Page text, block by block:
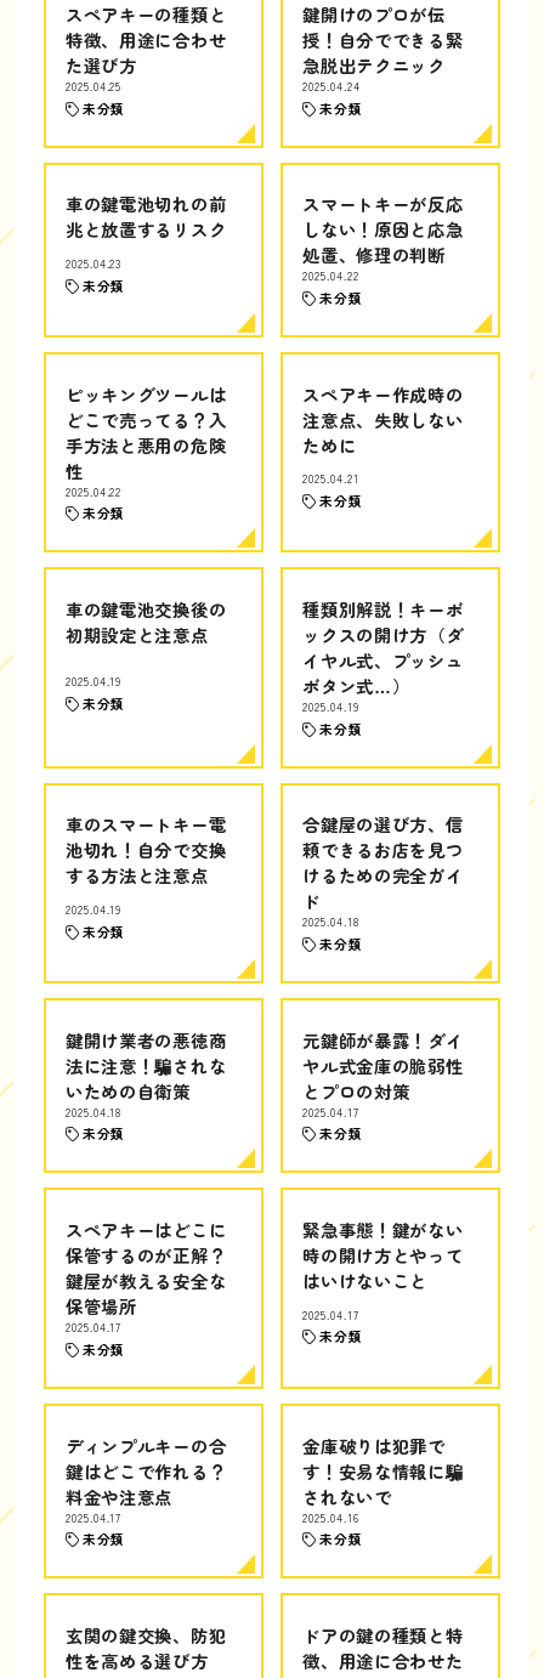
スペアキーの種類と
特徴、用途に合わせ
た選び方
2025.04.25
未分類
鍵開けのプロが伝
授！自分でできる緊
急脱出テクニック
2025.04.24
未分類
車の鍵電池切れの前
兆と放置するリスク
2025.04.23
未分類
スマートキーが反応
しない！原因と応急
処置、修理の判断
2025.04.22
未分類
ピッキングツールは
どこで売ってる？入
手方法と悪用の危険
性
2025.04.22
未分類
スペアキー作成時の
注意点、失敗しない
ために
2025.04.21
未分類
車の鍵電池交換後の
初期設定と注意点
2025.04.19
未分類
種類別解説！キーボ
ックスの開け方（ダ
イヤル式、プッシュ
ボタン式…）
2025.04.19
未分類
車のスマートキー電
池切れ！自分で交換
する方法と注意点
2025.04.19
未分類
合鍵屋の選び方、信
頼できるお店を見つ
けるための完全ガイ
ド
2025.04.18
未分類
鍵開け業者の悪徳商
法に注意！騙されな
いための自衛策
2025.04.18
未分類
元鍵師が暴露！ダイ
ヤル式金庫の脆弱性
とプロの対策
2025.04.17
未分類
スペアキーはどこに
保管するのが正解？
鍵屋が教える安全な
保管場所
2025.04.17
未分類
緊急事態！鍵がない
時の開け方とやって
はいけないこと
2025.04.17
未分類
ディンプルキーの合
鍵はどこで作れる？
料金や注意点
2025.04.17
未分類
金庫破りは犯罪で
す！安易な情報に騙
されないで
2025.04.16
未分類
玄関の鍵交換、防犯
性を高める選び方
ドアの鍵の種類と特
徴、用途に合わせた